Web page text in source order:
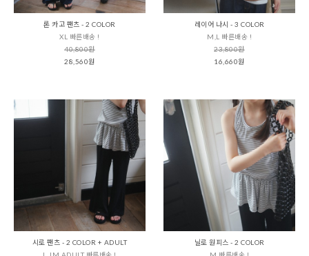
론 카고 팬츠 - 2 COLOR
XL 빠른배송 !
40,800원
28,560원
레이어 나시 - 3 COLOR
M,L 빠른배송 !
23,800원
16,660원
시로 팬츠 - 2 COLOR + ADULT
닐로 원피스 - 2 COLOR